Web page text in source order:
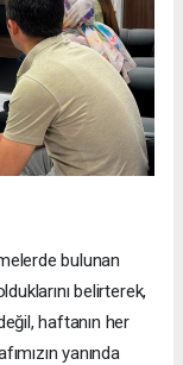
bulunan
belirterek,
haftanın her
yanında